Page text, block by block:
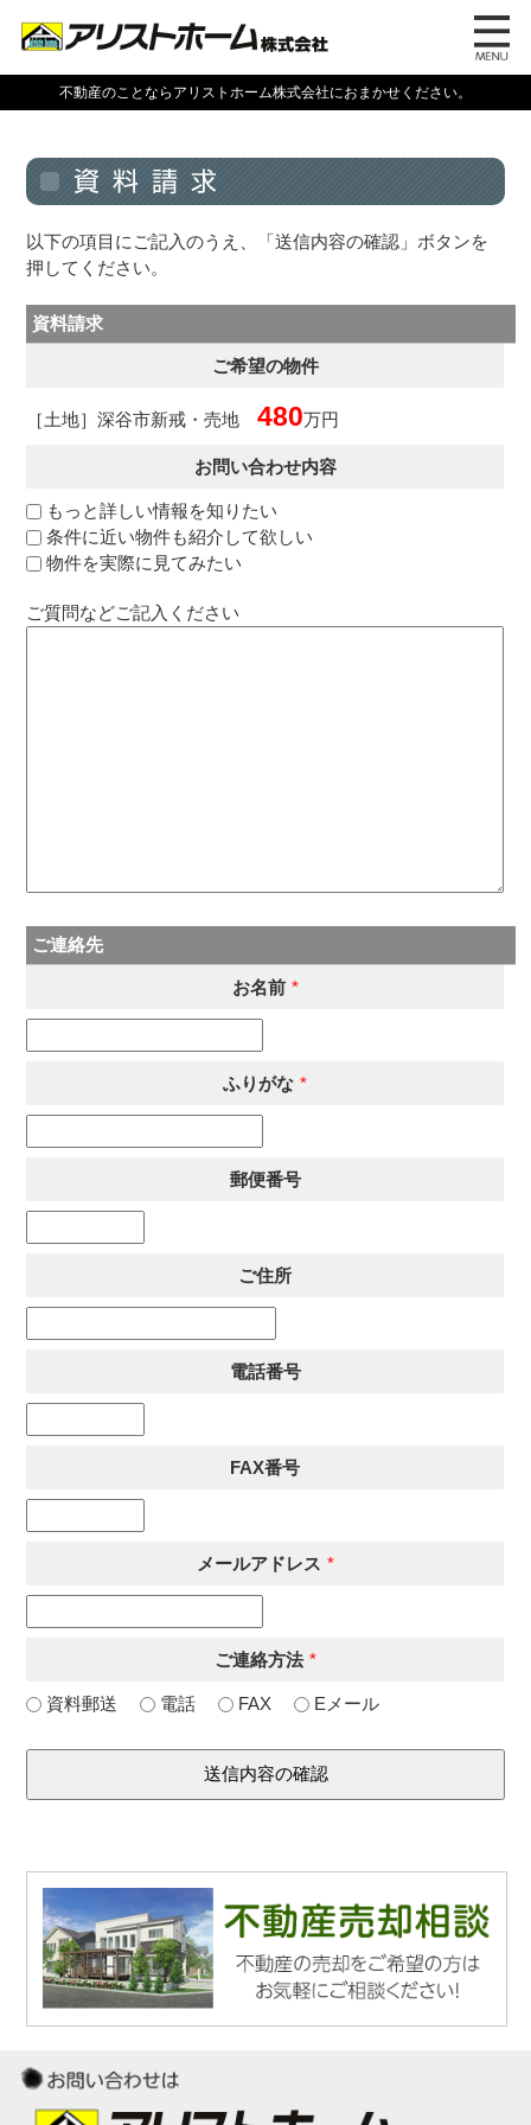
不動産のことならアリストホーム株式会社におまかせください。
以下の項目にご記入のうえ、「送信内容の確認」ボタンを
押してください。
資料請求
ご希望の物件
［土地］深谷市新戒・売地480万円
お問い合わせ内容
もっと詳しい情報を知りたい
条件に近い物件も紹介して欲しい
物件を実際に見てみたい
ご質問などご記入ください
ご連絡先
お名前 *
ふりがな *
郵便番号
ご住所
電話番号
FAX番号
メールアドレス *
ご連絡方法 *
資料郵送 電話 FAX Eメール